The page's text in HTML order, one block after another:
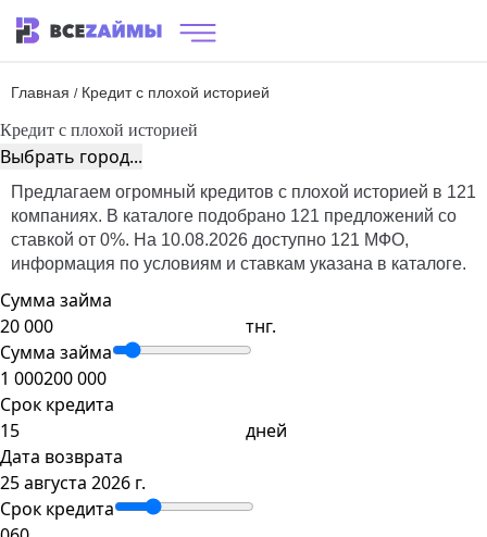
Главная / Кредит с плохой историей
Кредит с плохой историей
Выбрать город...
Предлагаем огромный кредитов с плохой историей в 121
компаниях. В каталоге подобрано 121 предложений со
ставкой от 0%. На 10.08.2026 доступно 121 МФО,
информация по условиям и ставкам указана в каталоге.
Сумма займа
тнг.
Сумма займа
1 000200 000
Срок кредита
дней
Дата возврата
25 августа 2026 г.
Срок кредита